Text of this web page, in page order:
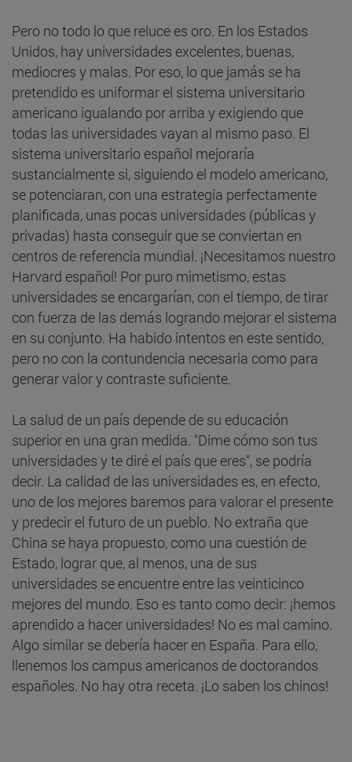
Pero no todo lo que reluce es oro. En los Estados
Unidos, hay universidades excelentes, buenas,
mediocres y malas. Por eso, lo que jamás se ha
pretendido es uniformar el sistema universitario
americano igualando por arriba y exigiendo que
todas las universidades vayan al mismo paso. El
sistema universitario español mejoraría
sustancialmente si, siguiendo el modelo americano,
se potenciaran, con una estrategia perfectamente
planificada, unas pocas universidades (públicas y
privadas) hasta conseguir que se conviertan en
centros de referencia mundial. ¡Necesitamos nuestro
Harvard español! Por puro mimetismo, estas
universidades se encargarían, con el tiempo, de tirar
con fuerza de las demás logrando mejorar el sistema
en su conjunto. Ha habido intentos en este sentido,
pero no con la contundencia necesaria como para
generar valor y contraste suficiente.
La salud de un país depende de su educación
superior en una gran medida. "Dime cómo son tus
universidades y te diré el país que eres", se podría
decir. La calidad de las universidades es, en efecto,
uno de los mejores baremos para valorar el presente
y predecir el futuro de un pueblo. No extraña que
China se haya propuesto, como una cuestión de
Estado, lograr que, al menos, una de sus
universidades se encuentre entre las veinticinco
mejores del mundo. Eso es tanto como decir: ¡hemos
aprendido a hacer universidades! No es mal camino.
Algo similar se debería hacer en España. Para ello,
llenemos los campus americanos de doctorandos
españoles. No hay otra receta. ¡Lo saben los chinos!